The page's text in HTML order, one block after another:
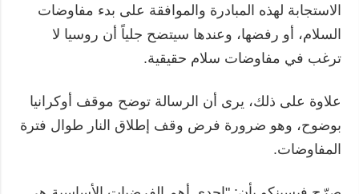
الاستجابة لهذه المبادرة والموافقة على بدء مفاوضات
السلام، أو رفضها، وعندها سيتضح جلياً أن روسيا لا
ترغب في مفاوضات سلام حقيقية.
علاوة على ذلك، يرى أن الرسالة توضح موقف أوكرانيا
بوضوح، وهو ضرورة فرض وقف إطلاق النار طوال فترة
المفاوضات.